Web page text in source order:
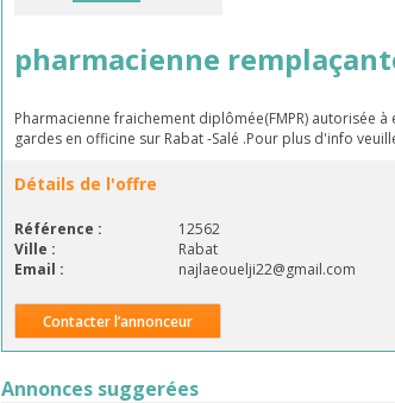
pharmacienne
Pharmacienne fraichement diplômée(FMPR) autorisée
gardes en officine sur Rabat -Salé .Pour plus d'info
Détails de l'offre
Référence : 12562
Ville :
Rabat
Email :
najlaeouelji22@gmail.com
Contacter l’annonceur
Annonces suggerées